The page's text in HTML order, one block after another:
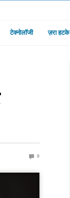
टेक्नोलॉजी ज़रा हटके
0